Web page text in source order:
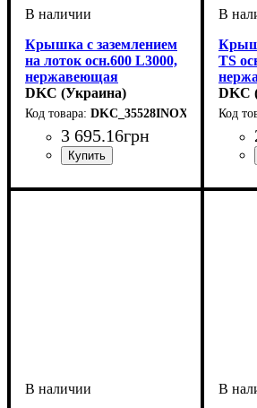
Крышка с заземлением
на лоток осн.600 L3000,
нержавеющая
DKC (Украина)
DKC_35528INOX
3 695.16грн
аксессуары
сталь
TS
DKC
сталь